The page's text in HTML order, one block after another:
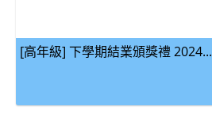
[高年級] 下學期結業頒獎禮 2024...